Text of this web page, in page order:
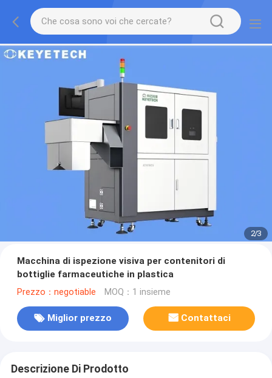
2/3
Macchina di ispezione visiva per contenitori di
bottiglie farmaceutiche in plastica
Prezzo：negotiable MOQ：1 insieme
Miglior prezzo Contattaci
Descrizione Di Prodotto